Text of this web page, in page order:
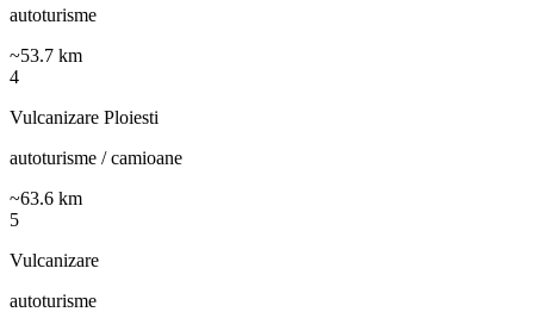
autoturisme
~53.7 km
4
Vulcanizare Ploiesti
autoturisme / camioane
~63.6 km
5
Vulcanizare
autoturisme